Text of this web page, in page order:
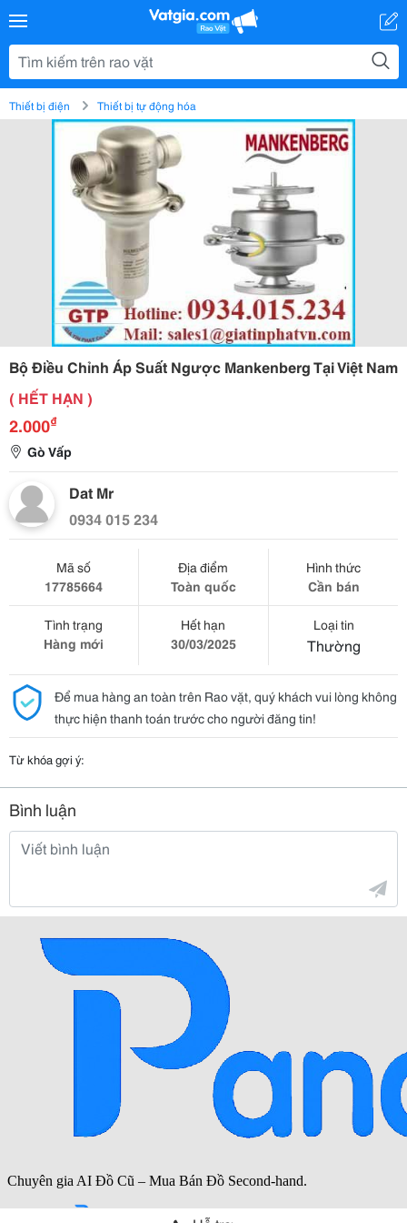
Thiết bị điện Thiết bị tự động hóa
Bộ Điều Chỉnh Áp Suất Ngược Mankenberg Tại Việt Nam
( HẾT HẠN )
2.000₫
Gò Vấp
Dat Mr
0934 015 234
Mã số
17785664
Địa điểm
Toàn quốc
Hình thức
Cần bán
Tình trạng
Hàng mới
Hết hạn
30/03/2025
Loại tin
Thường
Để mua hàng an toàn trên Rao vặt, quý khách vui lòng không
thực hiện thanh toán trước cho người đăng tin!
Từ khóa gợi ý:
Bình luận